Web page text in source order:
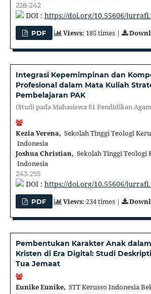
228-242
DOI : https://doi.org/10.55606/
PDF Views: 185 times |
Integrasi Kepemimpinan dan
Profesional dalam Mata Kuliah
Pembelajaran PAK
(Studi pada Mahasiswa S1 Pendidikan
Kezia Verena, Sekolah Tinggi Teologi
Indonesia
Joshua Christian, Sekolah Tinggi Teologi
Indonesia
243-255
DOI : https://doi.org/10.55606/
PDF Views: 234 times |
Pembentukan Karakter Anak
Kristen di Era Digital: Studi
Tua Jemaat
Eunike Eunike, STT Kerusso Indonesia